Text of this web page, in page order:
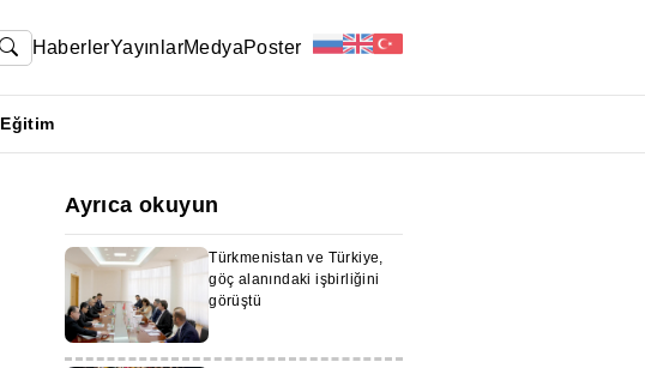
HaberlerYayınlarMedyaPoster
Eğitim
Ayrıca okuyun
Türkmenistan ve Türkiye,
göç alanındaki işbirliğini
görüştü